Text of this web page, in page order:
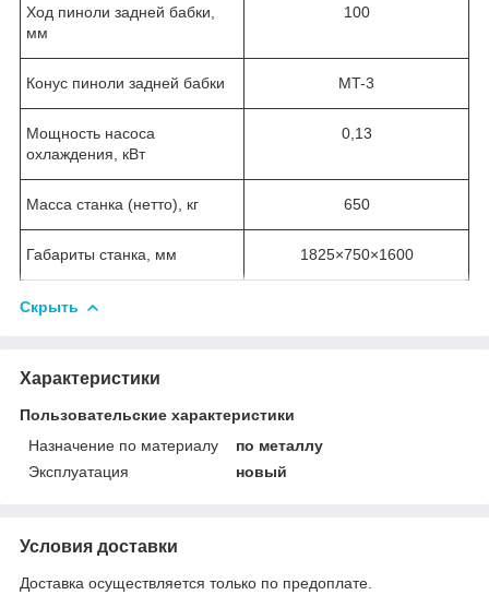
Ход пиноли задней бабки,
мм
100
Конус пиноли задней бабки MT-3
Мощность насоса
охлаждения, кВт
0,13
Масса станка (нетто), кг 650
Габариты станка, мм 1825×750×1600
Скрыть
Характеристики
Пользовательские характеристики
Назначение по материалу
по металлу
Эксплуатация
новый
Условия доставки
Доставка осуществляется только по предоплате.